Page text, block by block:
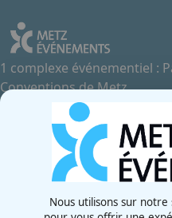
1 complexe événementiel :
Conventions de Metz
Contactez-nous
+33 3 87 55 66 00
Rue de la Grange aux Bois
57070 - Metz
FranceNous utilisons sur